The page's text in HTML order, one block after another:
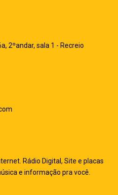
2ºandar, sala 1 - Recreio
Rádio Digital, Site e placas
e informação pra você.